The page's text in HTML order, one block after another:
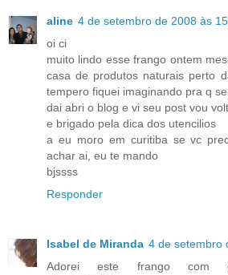
aline 4 de setembro de 2008 às
oi ci
muito lindo esse frango ontem
casa de produtos naturais perto
tempero fiquei imaginando pra q
dai abri o blog e vi seu post vou
e brigado pela dica dos utencilios
a eu moro em curitiba se vc
achar ai, eu te mando
bjssss
Responder
Isabel de Miranda 4 de setembro
Adorei este frango com